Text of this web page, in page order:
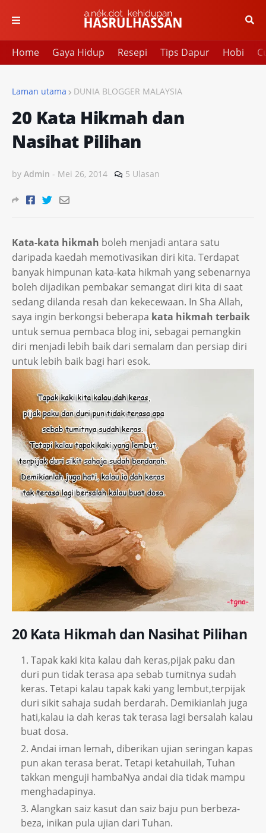
Home Gaya Hidup Resepi Tips Dapur Hobi
Laman utama DUNIA BLOGGER MALAYSIA
20 Kata Hikmah dan
Nasihat Pilihan
by Admin - Mei 26, 2014 5 Ulasan
Kata-kata hikmah boleh menjadi antara satu
daripada kaedah memotivasikan diri kita. Terdapat
banyak himpunan kata-kata hikmah yang sebenarnya
boleh dijadikan pembakar semangat diri kita di saat
sedang dilanda resah dan kekecewaan. In Sha Allah,
saya ingin berkongsi beberapa kata hikmah terbaik
untuk semua pembaca blog ini, sebagai pemangkin
diri menjadi lebih baik dari semalam dan persiap diri
untuk lebih baik bagi hari esok.
20 Kata Hikmah dan Nasihat Pilihan
Tapak kaki kita kalau dah keras,pijak paku dan
duri pun tidak terasa apa sebab tumitnya sudah
keras. Tetapi kalau tapak kaki yang lembut,terpijak
duri sikit sahaja sudah berdarah. Demikianlah juga
hati,kalau ia dah keras tak terasa lagi bersalah kalau
buat dosa.
Andai iman lemah, diberikan ujian seringan kapas
pun akan terasa berat. Tetapi ketahuilah, Tuhan
takkan menguji hambaNya andai dia tidak mampu
menghadapinya.
Alangkan saiz kasut dan saiz baju pun berbeza-
beza, inikan pula ujian dari Tuhan.